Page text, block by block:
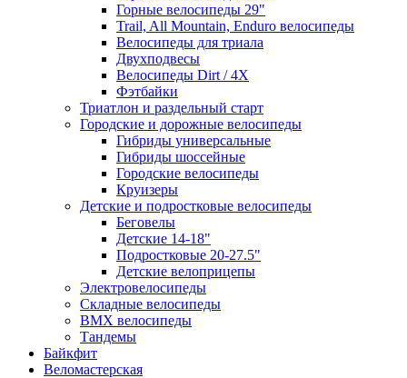
Горные велосипеды 29"
Trail, All Mountain, Enduro велосипеды
Велосипеды для триала
Двухподвесы
Велосипеды Dirt / 4X
Фэтбайки
Триатлон и раздельный старт
Городские и дорожные велосипеды
Гибриды универсальные
Гибриды шоссейные
Городские велосипеды
Круизеры
Детские и подростковые велосипеды
Беговелы
Детские 14-18"
Подростковые 20-27.5"
Детские велоприцепы
Электровелосипеды
Складные велосипеды
BMX велосипеды
Тандемы
Байкфит
Веломастерская